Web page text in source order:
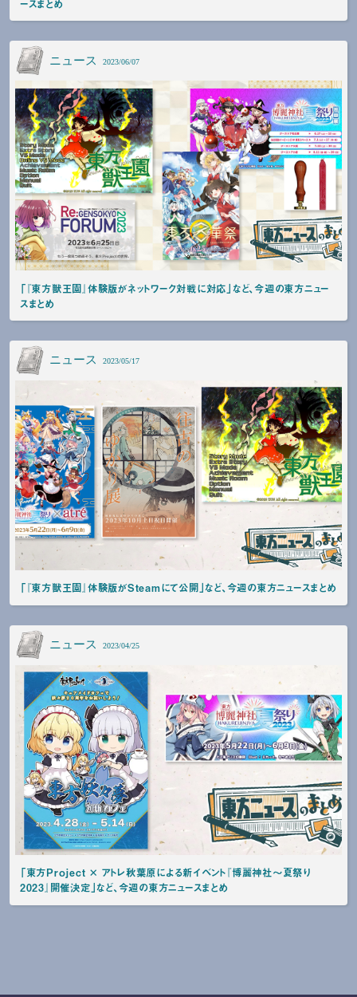
ースまとめ
ニュース 2023/06/07
「『東方獣王園』体験版がネットワーク対戦に対応」など、今週の東方ニュー
スまとめ
ニュース 2023/05/17
「『東方獣王園』体験版がSteamにて公開」など、今週の東方ニュースまとめ
ニュース 2023/04/25
「東方Project × アトレ秋葉原による新イベント『博麗神社～夏祭り
2023』開催決定」など、今週の東方ニュースまとめ